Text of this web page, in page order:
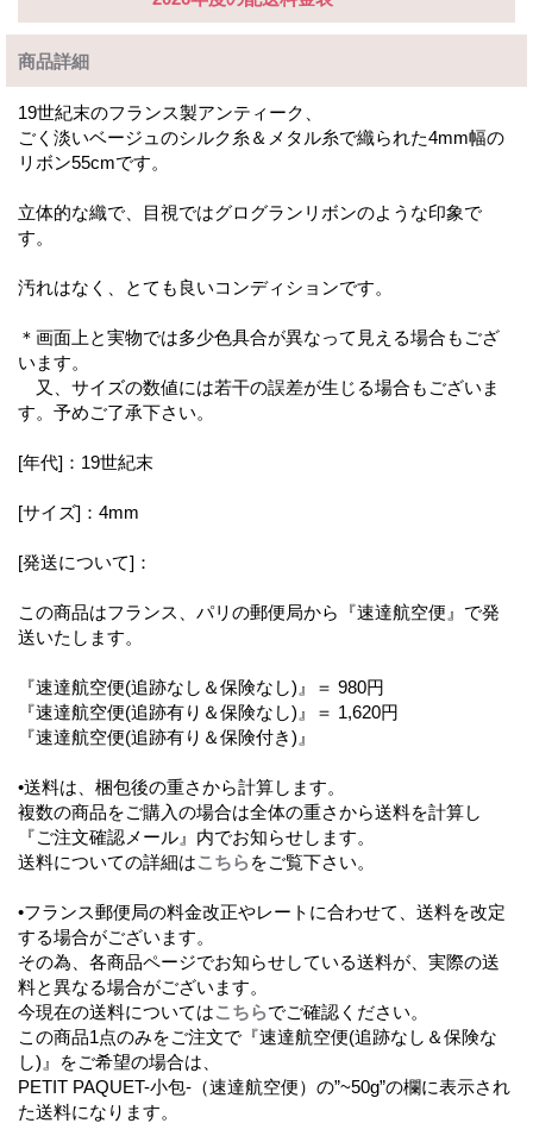
商品詳細
19世紀末のフランス製アンティーク、
ごく淡いベージュのシルク糸＆メタル糸で織られた4mm幅の
リボン55cmです。
立体的な織で、目視ではグログランリボンのような印象で
す。
汚れはなく、とても良いコンディションです。
＊画面上と実物では多少色具合が異なって見える場合もござ
います。
又、サイズの数値には若干の誤差が生じる場合もございま
す。予めご了承下さい。
[年代]：19世紀末
[サイズ]：4mm
[発送について]：
この商品はフランス、パリの郵便局から『速達航空便』で発
送いたします。
『速達航空便(追跡なし＆保険なし)』＝ 980円
『速達航空便(追跡有り＆保険なし)』＝ 1,620円
『速達航空便(追跡有り＆保険付き)』
•送料は、梱包後の重さから計算します。
複数の商品をご購入の場合は全体の重さから送料を計算し
『ご注文確認メール』内でお知らせします。
送料についての詳細はこちらをご覧下さい。
•フランス郵便局の料金改正やレートに合わせて、送料を改定
する場合がございます。
その為、各商品ページでお知らせしている送料が、実際の送
料と異なる場合がございます。
今現在の送料についてはこちらでご確認ください。
この商品1点のみをご注文で『速達航空便(追跡なし＆保険な
し)』をご希望の場合は、
PETIT PAQUET-小包-（速達航空便）の”~50g”の欄に表示され
た送料になります。